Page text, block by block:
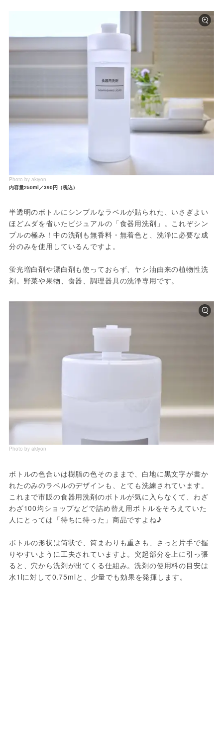
Photo by akiyon
内容量250ml／390円（税込）
半透明のボトルにシンプルなラベルが貼られた、いさぎよい
ほどムダを省いたビジュアルの「食器用洗剤」。これぞシン
プルの極み！中の洗剤も無香料・無着色と、洗浄に必要な成
分のみを使用しているんですよ。
蛍光増白剤や漂白剤も使っておらず、ヤシ油由来の植物性洗
剤。野菜や果物、食器、調理器具の洗浄専用です。
Photo by akiyon
ボトルの色合いは樹脂の色そのままで、白地に黒文字が書か
れたのみのラベルのデザインも、とても洗練されています。
これまで市販の食器用洗剤のボトルが気に入らなくて、わざ
わざ100均ショップなどで詰め替え用ボトルをそろえていた
人にとっては「待ちに待った」商品ですよね♪
ボトルの形状は筒状で、筒まわりも重さも、さっと片手で握
りやすいように工夫されていますよ。突起部分を上に引っ張
ると、穴から洗剤が出てくる仕組み。洗剤の使用料の目安は
水1lに対して0.75mlと、少量でも効果を発揮します。